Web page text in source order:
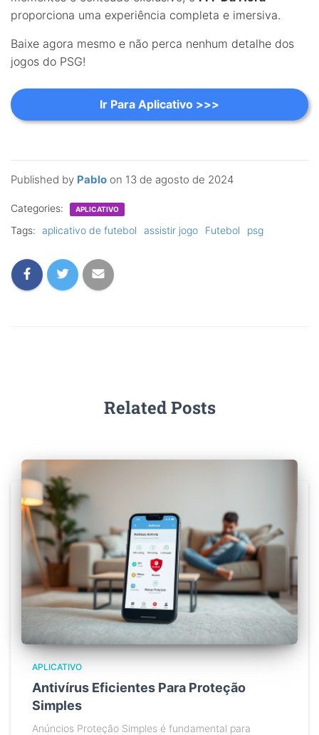
Published by Pablo on 13 de agosto de 2024
proporciona uma experiência completa e imersiva.
Baixe agora mesmo e não perca nenhum detalhe dos
jogos do PSG!
Ir Para Aplicativo >>>
Categories: APLICATIVO
Tags: aplicativo de futebol assistir jogo Futebol psg
Related Posts
APLICATIVO
Antivírus Eficientes Para Proteção
Simples
Anúncios Proteção Simples é fundamental para